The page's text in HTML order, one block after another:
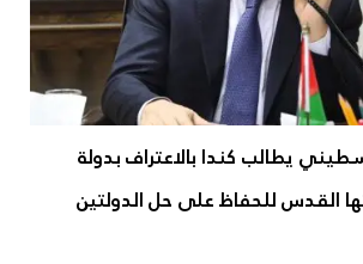
يطالب كندا بالاعتراف بدولة
القدس للحفاظ على حل الدولتين